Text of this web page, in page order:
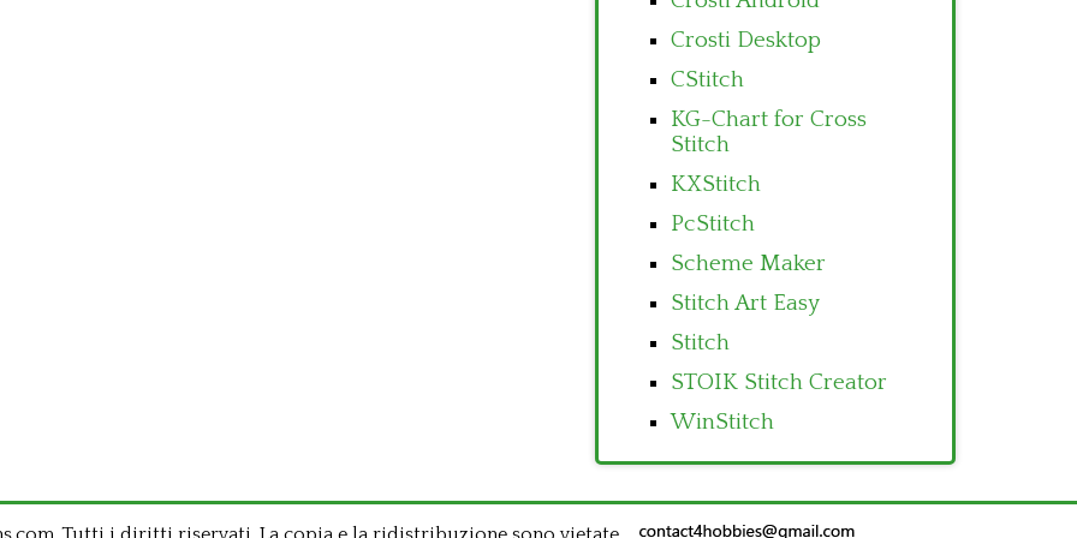
Crosti Desktop
CStitch
KG-Chart for Cross
Stitch
KXStitch
PcStitch
Scheme Maker
Stitch Art Easy
Stitch
STOIK Stitch Creator
WinStitch